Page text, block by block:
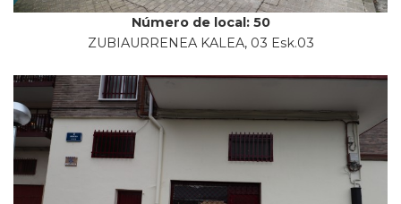
Número de local: 50
ZUBIAURRENEA KALEA, 03 Esk.03